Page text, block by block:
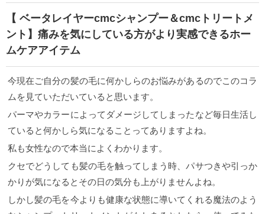
【 ベータレイヤーcmcシャンプー＆cmcトリートメ
ント】痛みを気にしている方がより実感できるホー
ムケアアイテム
今現在ご自分の髪の毛に何かしらのお悩みがあるのでこのコラ
ムを見ていただいていると思います。
パーマやカラーによってダメージしてしまったなど毎日生活し
ていると何かしら気になることってありますよね。
私も女性なので本当によくわかります。
クセでどうしても髪の毛を触ってしまう時、パサつきや引っか
かりが気になるとその日の気分も上がりませんよね。
しかし髪の毛を今よりも健康な状態に導いてくれる魔法のよう